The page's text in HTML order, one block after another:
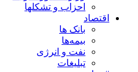
احزاب و تشکلها
اقتصاد
بانک ها
بیمه‌ها
نفت و انرژی
تبلیغات